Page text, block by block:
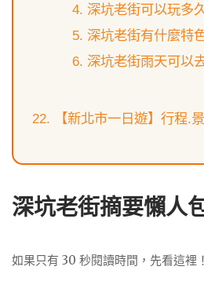
深坑老街可以玩多
深坑老街有什麼特
深坑老街雨天可以
【新北市一日遊】行程.
深坑老街摘要懶人
如果只有 30 秒閱讀時間，先看這裡！